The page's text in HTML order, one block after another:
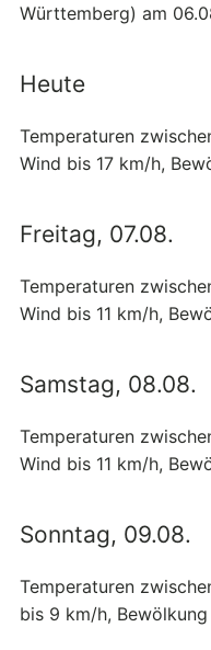
Württemberg) am
Heute
Temperaturen
Wind bis 17 km/h,
Freitag, 07.08.
Temperaturen
Wind bis 11 km/h,
Samstag, 08.08.
Temperaturen
Wind bis 11 km/h,
Sonntag, 09.08.
Temperaturen
bis 9 km/h, Bewölkung